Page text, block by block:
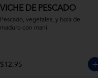
VICHE DE PESCADO
Pescado, vegetales, y bola de
maduro con maní.
$12.95